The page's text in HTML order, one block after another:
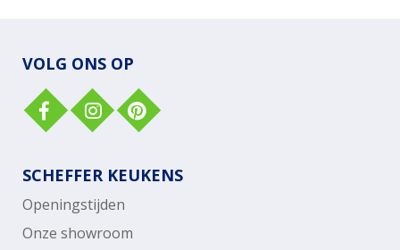
VOLG ONS OP
SCHEFFER KEUKENS
Openingstijden
Onze showroom